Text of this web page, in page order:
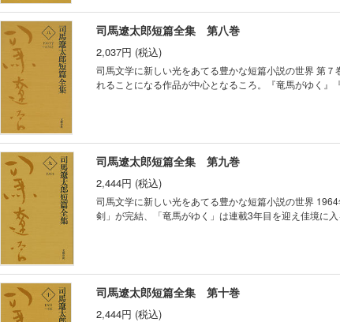
司馬遼太郎短篇全集 第八巻
2,037円 (税込)
司馬文学に新しい光をあてる豊かな短篇小説の世界 第
れることになる作品が中心となるころ。『竜馬がゆく』
司馬遼太郎短篇全集 第九巻
2,444円 (税込)
司馬文学に新しい光をあてる豊かな短篇小説の世界
剣」が完結、「竜馬がゆく」は連載3年目を迎え佳境に
司馬遼太郎短篇全集 第十巻
2,444円 (税込)